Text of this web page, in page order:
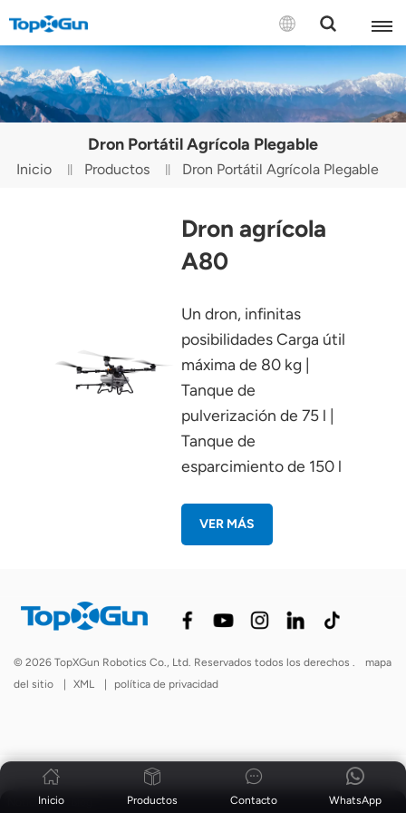
CONTÁCTENOS
English
Español
Português(Portugal)
Português(Brasil)
Dron Portátil Agrícola Plegable
Inicio Productos Dron Portátil Agrícola Plegable
Dron agrícola
A80
Un dron, infinitas
posibilidades Carga útil
máxima de 80 kg |
Tanque de
pulverización de 75 l |
Tanque de
esparcimiento de 150 l
VER MÁS
Noticias |
© 2026 TopXGun Robotics Co., Ltd. Reservados todos los derechos .
mapa
del sitio
| XML | política de privacidad
Inicio Productos WhatsApp
Contacto